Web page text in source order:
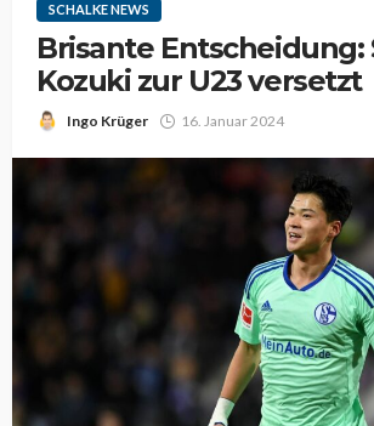
SCHALKE NEWS
Brisante Entscheidung:
Kozuki zur U23 versetzt
Ingo Krüger 16. Januar 2024